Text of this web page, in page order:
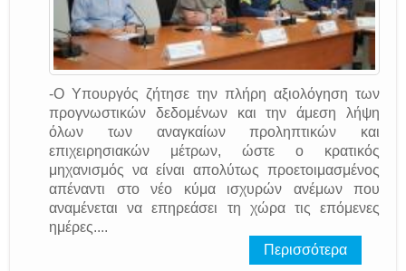
-Ο Υπουργός ζήτησε την πλήρη αξιολόγηση των
προγνωστικών δεδομένων και την άμεση λήψη
όλων των αναγκαίων προληπτικών και
επιχειρησιακών μέτρων, ώστε ο κρατικός
μηχανισμός να είναι απολύτως προετοιμασμένος
απέναντι στο νέο κύμα ισχυρών ανέμων που
αναμένεται να επηρεάσει τη χώρα τις επόμενες
ημέρες....
Περισσότερα